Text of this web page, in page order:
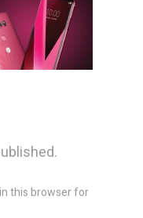
this browser for